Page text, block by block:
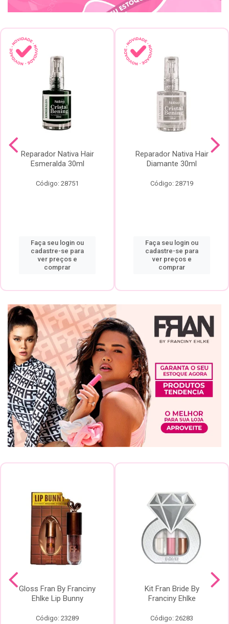
Reparador Nativa Hair
Esmeralda 30ml
Código: 28751
Faça seu login ou
cadastre-se para
ver preços e
comprar
Reparador Nativa Hair
Diamante 30ml
Código: 28719
Faça seu login ou
cadastre-se para
ver preços e
comprar
Gloss Fran By Franciny
Ehlke Lip Bunny
Código: 23289
Kit Fran Bride By
Franciny Ehlke
Código: 26283